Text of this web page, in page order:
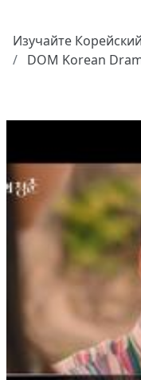
Изучайте Корейский
DOM Korean